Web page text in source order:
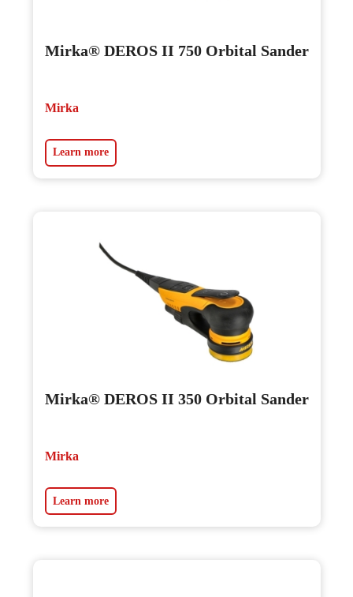
Mirka® DEROS II 750 Orbital Sander
Mirka
Learn more
Mirka® DEROS II 350 Orbital Sander
Mirka
Learn more